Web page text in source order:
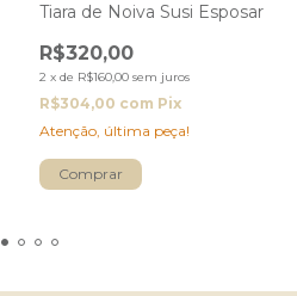
Tiara de Noiva Susi Esposar
R$320,00
2 x de R$160,00 sem juros
R$304,00 com Pix
Atenção, última peça!